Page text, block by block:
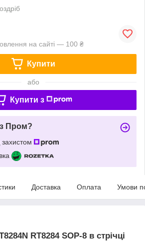
на сайті — 100 ₴
Купити
або
Купити з
Пром?
Доставка Оплата Умови
RT8284 SOP-8 в стрічці